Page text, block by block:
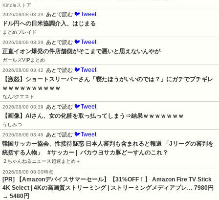
Kindleストア
2026/08/08 03:39
あとで読む 🐦Tweet
ドル円への日米協調介入、はじまる
まとめブレイド
2026/08/08 03:39
あとで読む 🐦Tweet
正直イオン爆発の件店舗側がそこまで悪いと思えないんやが
ガールズVIPまとめ
2026/08/08 03:42
あとで読む 🐦Tweet
【激怒】ショートスリーパーさん「寝たほうがいいのでは？」にガチでブチギレ
ｗｗｗｗｗｗｗｗｗｗ
なんJクエスト
2026/08/08 03:39
あとで読む 🐦Tweet
【画像】AIさん、女の化粧を取っ払ってしまう⇒結果ｗｗｗｗｗｗｗ
うしみつ
2026/08/08 03:49
あとで読む 🐦Tweet
韓国サッカー協会、性接待疑惑 日本人審判も含まれると報道 「Jリーグの審判を
統括する人物」   #サッカー |  バカウヨサカ豚どーすんのこれ？
２ちゃんねるニュース超速まとめ＋
2026/08/08 08:00時点
[PR] 【Amazonデバイスサマーセール】【31%OFF！】 Amazon Fire TV Stick
4K Select | 4Kの高画質ストリーミング | ストリーミングメディアプレ… 7980円
→ 5480円